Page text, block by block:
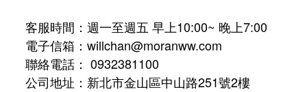
客服時間：週一至週五 早上10:00~ 晚上7:00
電子信箱：willchan@moranww.com
聯絡電話： 0932381100
公司地址：新北市金山區中山路251號2樓